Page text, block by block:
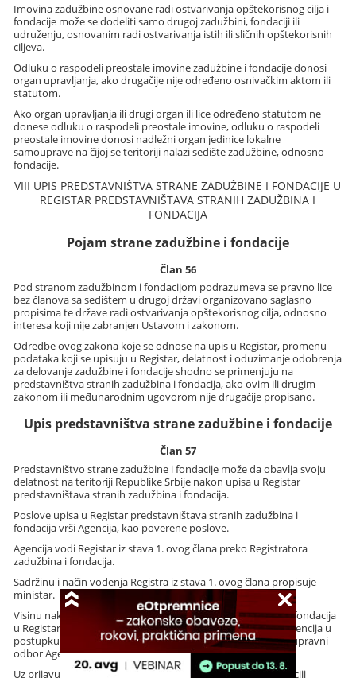
Imovina zadužbine osnovane radi ostvarivanja opštekorisnog cilja i
fondacije može se dodeliti samo drugoj zadužbini, fondaciji ili
udruženju, osnovanim radi ostvarivanja istih ili sličnih opštekorisnih
ciljeva.
Odluku o raspodeli preostale imovine zadužbine i fondacije donosi
organ upravljanja, ako drugačije nije određeno osnivačkim aktom ili
statutom.
Ako organ upravljanja ili drugi organ ili lice određeno statutom ne
donese odluku o raspodeli preostale imovine, odluku o raspodeli
preostale imovine donosi nadležni organ jedinice lokalne
samouprave na čijoj se teritoriji nalazi sedište zadužbine, odnosno
fondacije.
VIII UPIS PREDSTAVNIŠTVA STRANE ZADUŽBINE I FONDACIJE U
REGISTAR PREDSTAVNIŠTAVA STRANIH ZADUŽBINA I
FONDACIJA
Pojam strane zadužbine i fondacije
Član 56
Pod stranom zadužbinom i fondacijom podrazumeva se pravno lice
bez članova sa sedištem u drugoj državi organizovano saglasno
propisima te države radi ostvarivanja opštekorisnog cilja, odnosno
interesa koji nije zabranjen Ustavom i zakonom.
Odredbe ovog zakona koje se odnose na upis u Registar, promenu
podataka koji se upisuju u Registar, delatnost i oduzimanje odobrenja
za delovanje zadužbine i fondacije shodno se primenjuju na
predstavništva stranih zadužbina i fondacija, ako ovim ili drugim
zakonom ili međunarodnim ugovorom nije drugačije propisano.
Upis predstavništva strane zadužbine i fondacije
Član 57
Predstavništvo strane zadužbine i fondacije može da obavlja svoju
delatnost na teritoriji Republike Srbije nakon upisa u Registar
predstavništava stranih zadužbina i fondacija.
Poslove upisa u Registar predstavništava stranih zadužbina i
fondacija vrši Agencija, kao poverene poslove.
Agencija vodi Registar iz stava 1. ovog člana preko Registratora
zadužbina i fondacija.
Sadržinu i način vođenja Registra iz stava 1. ovog člana propisuje
ministar.
Visinu naknade za upis predstavništava stranih zadužbina i fondacija
u Registar iz stava 1. ovog člana i druge usluge koje pruža Agencija u
postupku vođenja Registra iz stava 1. ovog člana, određuje upravni
odbor Agencije, uz saglasnost Vlade.
Uz prijavu za upis podnosi se: overen prevod akta o registraciji